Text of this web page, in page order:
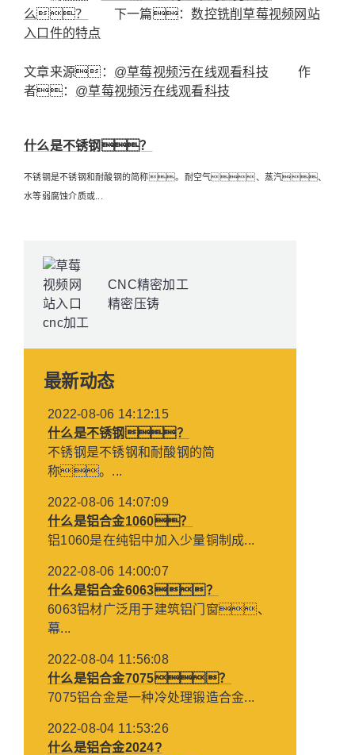
么？
下一篇：数控铣削草莓视频网站
入口件的特点
文章来源： @草莓视频污在线观看科技 作
者： @草莓视频污在线观看科技
什么是不锈钢？
不锈钢是不锈钢和耐酸钢的简称。耐空气、蒸汽、
水等弱腐蚀介质或...
CNC精密加工
精密压铸
最新动态
2022-08-06 14:12:15
什么是不锈钢？
不锈钢是不锈钢和耐酸钢的简
称。...
2022-08-06 14:07:09
什么是铝合金1060？
铝1060是在纯铝中加入少量铜制成...
2022-08-06 14:00:07
什么是铝合金6063？
6063铝材广泛用于建筑铝门窗、
幕...
2022-08-04 11:56:08
什么是铝合金7075？
7075铝合金是一种冷处理锻造合金...
2022-08-04 11:53:26
什么是铝合金2024?